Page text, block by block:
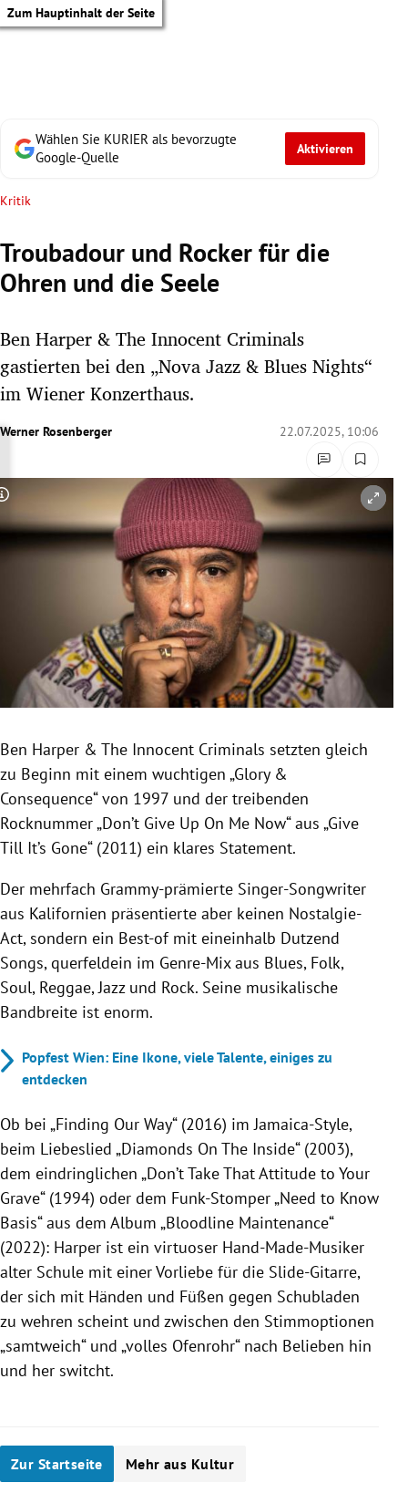
Zum Hauptinhalt der Seite
Untermenü
Untermenü
Untermenü
Untermenü
Untermenü
Untermenü
Untermenü
Wählen Sie KURIER als bevorzugte
Google-Quelle
Aktivieren
Kritik
Troubadour und Rocker für die
Ohren und die Seele
Ben Harper & The Innocent Criminals
gastierten bei den „Nova Jazz & Blues Nights“
im Wiener Konzerthaus.
Werner Rosenberger 22.07.2025, 10:06
Copyright-Hinweis öffnen/schließen
Ben Harper & The Innocent Criminals setzten gleich
zu Beginn mit einem wuchtigen „Glory &
Consequence“ von 1997 und der treibenden
Rocknummer „Don’t Give Up On Me Now“ aus „Give
Till It’s Gone“ (2011) ein klares Statement.
Der mehrfach Grammy-prämierte Singer-Songwriter
aus Kalifornien präsentierte aber keinen Nostalgie-
Act, sondern ein Best-of mit eineinhalb Dutzend
Songs, querfeldein im Genre-Mix aus Blues, Folk,
Soul, Reggae, Jazz und Rock. Seine musikalische
Bandbreite ist enorm.
Popfest Wien: Eine Ikone, viele Talente, einiges zu
entdecken
Ob bei „Finding Our Way“ (2016) im Jamaica-Style,
beim Liebeslied „Diamonds On The Inside“ (2003),
dem eindringlichen „Don’t Take That Attitude to Your
Grave“ (1994) oder dem Funk-Stomper „Need to Know
Basis“ aus dem Album „Bloodline Maintenance“
(2022): Harper ist ein virtuoser Hand-Made-Musiker
alter Schule mit einer Vorliebe für die Slide-Gitarre,
der sich mit Händen und Füßen gegen Schubladen
zu wehren scheint und zwischen den Stimmoptionen
„samtweich“ und „volles Ofenrohr“ nach Belieben hin
und her switcht.
Zur Startseite Mehr aus Kultur